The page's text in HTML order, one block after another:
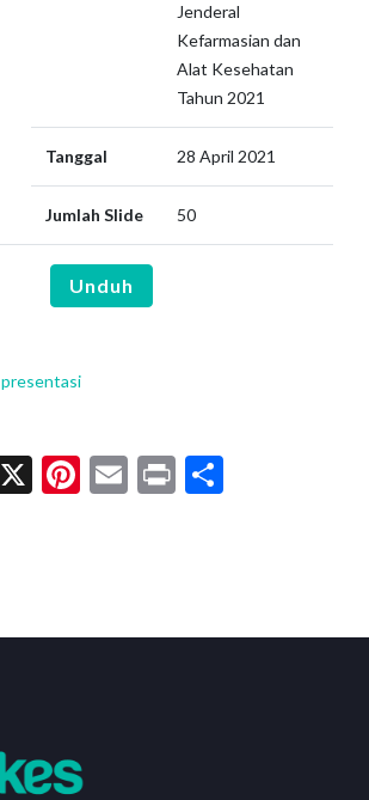
Jenderal
Kefarmasian dan
Alat Kesehatan
Tahun 2021
Tanggal 28 April 2021
Jumlah Slide 50
Unduh
presentasi
X Pinterest
Email
Print